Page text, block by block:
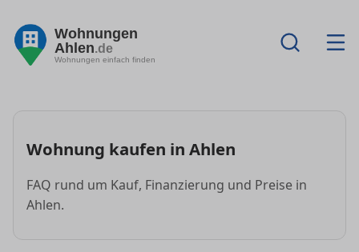
Wohnungen
Ahlen.de
Wohnungen einfach finden
Wohnung kaufen in Ahlen
FAQ rund um Kauf, Finanzierung und Preise in
Ahlen.